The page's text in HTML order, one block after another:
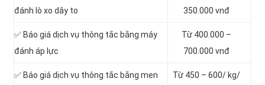
đánh lò xo dây to
350.000 vnđ
✅ Báo giá dịch vụ thông tắc bằng máy
đánh áp lực
Từ 400.000 –
700.000 vnđ
✅ Báo giá dịch vụ thông tắc bằng men
Từ 450 – 600/ kg/